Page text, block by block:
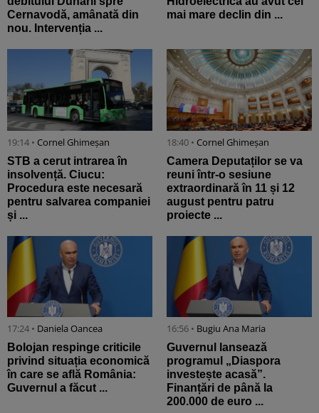
Cernavodă, amânată din
nou. Intervenția ...
mai mare declin din ...
19:14 • Cornel Ghimeșan
STB a cerut intrarea în
insolvență. Ciucu:
Procedura este necesară
pentru salvarea companiei
și ...
18:40 • Cornel Ghimeșan
Camera Deputaților se va
reuni într-o sesiune
extraordinară în 11 și 12
august pentru patru
proiecte ...
17:24 • Daniela Oancea
Bolojan respinge criticile
privind situația economică
în care se află România:
Guvernul a făcut ...
16:56 • Bugiu ⁠Ana Maria
Guvernul lansează
programul „Diaspora
investește acasă”.
Finanțări de până la
200.000 de euro ...